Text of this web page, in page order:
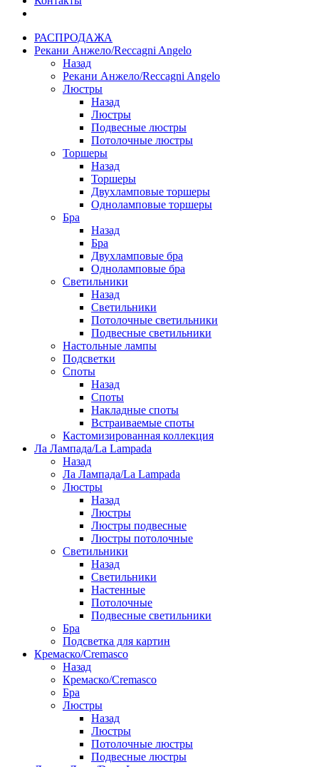
РАСПРОДАЖА
Рекани Анжело/Reccagni Angelo
Назад
Рекани Анжело/Reccagni Angelo
Люстры
Назад
Люстры
Подвесные люстры
Потолочные люстры
Торшеры
Назад
Торшеры
Двухламповые торшеры
Одноламповые торшеры
Бра
Назад
Бра
Двухламповые бра
Одноламповые бра
Светильники
Назад
Светильники
Потолочные светильники
Подвесные светильники
Настольные лампы
Подсветки
Споты
Назад
Споты
Накладные споты
Встраиваемые споты
Кастомизированная коллекция
Ла Лампада/La Lampada
Назад
Ла Лампада/La Lampada
Люстры
Назад
Люстры
Люстры подвесные
Люстры потолочные
Светильники
Назад
Светильники
Настенные
Потолочные
Подвесные светильники
Бра
Подсветка для картин
Кремаско/Cremasco
Назад
Кремаско/Cremasco
Бра
Люстры
Назад
Люстры
Потолочные люстры
Подвесные люстры